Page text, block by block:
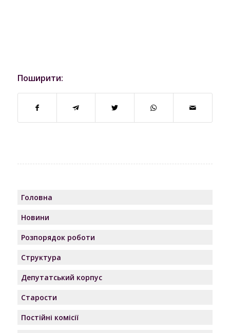
Поширити:
Головна
Новини
Розпорядок роботи
Структура
Депутатський корпус
Старости
Постійні комісії